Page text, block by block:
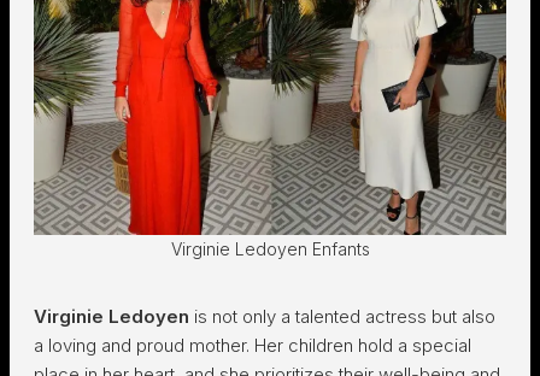
Virginie Ledoyen Enfants
Virginie Ledoyen is not only a talented actress but also
a loving and proud mother. Her children hold a special